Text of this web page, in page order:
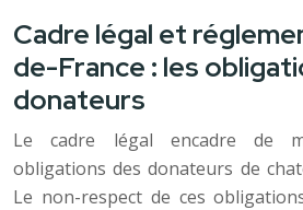
Cadre légal et
de-France : les
donateurs
Le cadre légal encadre de
obligations des donateurs de
Le non-respect de ces